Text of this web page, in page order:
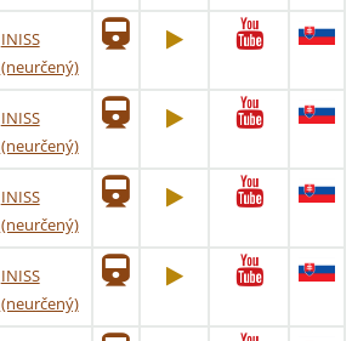
INISS
(neurčený)
INISS
(neurčený)
INISS
(neurčený)
INISS
(neurčený)